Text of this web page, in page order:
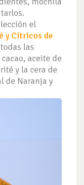
el
y Cítricos de
las
aceite de
y la cera de
de Naranja y